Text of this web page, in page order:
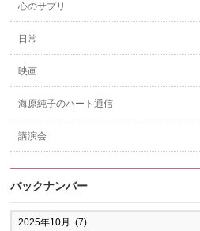
心のサプリ
日常
映画
海原純子のハート通信
講演会
バックナンバー
バ
ッ